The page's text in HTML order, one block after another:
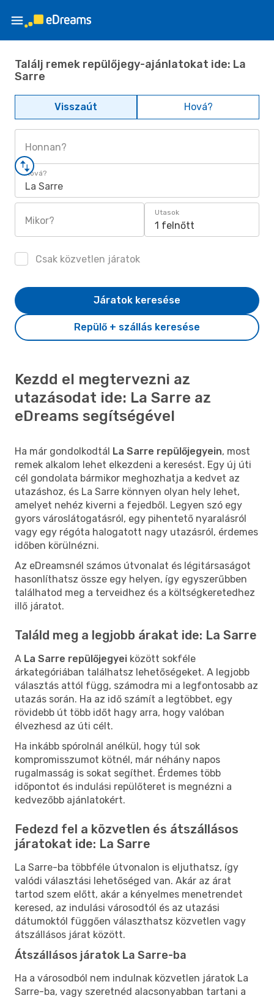
Találj remek repülőjegy-ajánlatokat ide: La
Sarre
Visszaút Hová?
Honnan?
Hová?
La Sarre
Mikor?
Utasok
1 felnőtt
Csak közvetlen járatok
Repülő + szállás keresése
Járatok keresése
Kezdd el megtervezni az
utazásodat ide: La Sarre az
eDreams segítségével
Ha már gondolkodtál La Sarre repülőjegyein, most
remek alkalom lehet elkezdeni a keresést. Egy új úti
cél gondolata bármikor meghozhatja a kedvet az
utazáshoz, és La Sarre könnyen olyan hely lehet,
amelyet nehéz kiverni a fejedből. Legyen szó egy
gyors városlátogatásról, egy pihentető nyaralásról
vagy egy régóta halogatott nagy utazásról, érdemes
időben körülnézni.
Az eDreamsnél számos útvonalat és légitársaságot
hasonlíthatsz össze egy helyen, így egyszerűbben
találhatod meg a terveidhez és a költségkeretedhez
illő járatot.
Találd meg a legjobb árakat ide: La Sarre
A La Sarre repülőjegyei között sokféle
árkategóriában találhatsz lehetőségeket. A legjobb
választás attól függ, számodra mi a legfontosabb az
utazás során. Ha az idő számít a legtöbbet, egy
rövidebb út több időt hagy arra, hogy valóban
élvezhesd az úti célt.
Ha inkább spórolnál anélkül, hogy túl sok
kompromisszumot kötnél, már néhány napos
rugalmasság is sokat segíthet. Érdemes több
időpontot és indulási repülőteret is megnézni a
kedvezőbb ajánlatokért.
Fedezd fel a közvetlen és átszállásos
járatokat ide: La Sarre
La Sarre-ba többféle útvonalon is eljuthatsz, így
valódi választási lehetőséged van. Akár az árat
tartod szem előtt, akár a kényelmes menetrendet
keresed, az indulási városodtól és az utazási
dátumoktól függően választhatsz közvetlen vagy
átszállásos járat között.
Átszállásos járatok La Sarre-ba
Ha a városodból nem indulnak közvetlen járatok La
Sarre-ba, vagy szeretnéd alacsonyabban tartani a